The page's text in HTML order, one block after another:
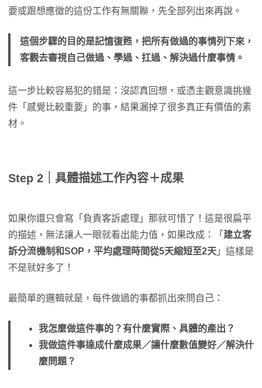
要或跟想應徵的這份工作有無關聯，先全部列出來再說。
這個步驟的目的是記憶復甦，把所有做過的事情列下來，
客觀去審視自己做過、學過、扛過、解決過什麼事情。
這一步比較容易犯的錯是：沒認真回想，或憑主觀意識挑幾
件「感覺比較重要」的事，結果漏掉了很多真正有價值的素
材。
Step 2｜具體描述工作內容＋成果
如果你還只會寫「負責客訴處理」那就可惜了！這是很扁平
的描述，無法讓人一眼就看出能力值，如果改成：「 建立客
訴分流機制和SOP，平均處理時間從5天縮短至2天 」這樣是
不是就好多了！
最簡單的邏輯就是，每件做過的事都抓出來問自己：
我怎麼做這件事的？有什麼實際、具體的產出？
我做這件事達成什麼成果／讓什麼數值變好／解決什
麼問題？